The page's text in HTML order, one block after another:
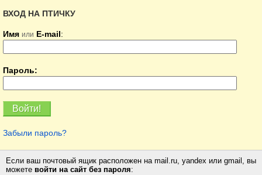
ВХОД НА ПТИЧКУ
Имя или E-mail:
Пароль:
Забыли пароль?
Если ваш почтовый ящик расположен на mail.ru, yandex или gmail, вы
можете войти на сайт без пароля: